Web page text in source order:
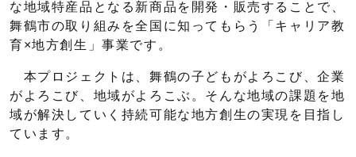
な地域特産品となる新商品を開発・販売することで、
舞鶴市の取り組みを全国に知ってもらう「キャリア教
育×地方創生」事業です。
本プロジェクトは、舞鶴の子どもがよろこび、企業
がよろこび、地域がよろこぶ。そんな地域の課題を地
域が解決していく持続可能な地方創生の実現を目指し
ています。